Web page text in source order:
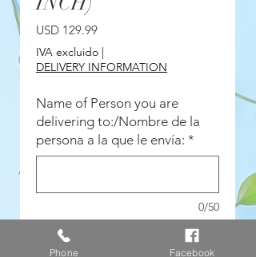
USD 129.99Precio
IVA excluido |
DELIVERY INFORMATION
Name of Person you are
delivering to:/Nombre de la
persona a la que le envía: *
0/50
Service time & message on
Phone Facebook